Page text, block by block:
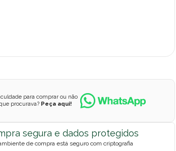
para comprar ou não
procurava? Peça aqui!
segura e dados protegidos
de compra está seguro com criptografia